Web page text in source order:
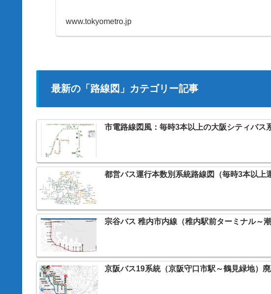
www.tokyometro.jp
最新の「路線図」カテゴリー記事
市電路線図風：毎時3本以上の大阪シティバス
都営バス運行本数別系統路線図（毎時3本以上
宗谷バス 稚内市内線（稚内駅前ターミナル～
京阪バス19系統（京阪守口市駅～鶴見緑地）